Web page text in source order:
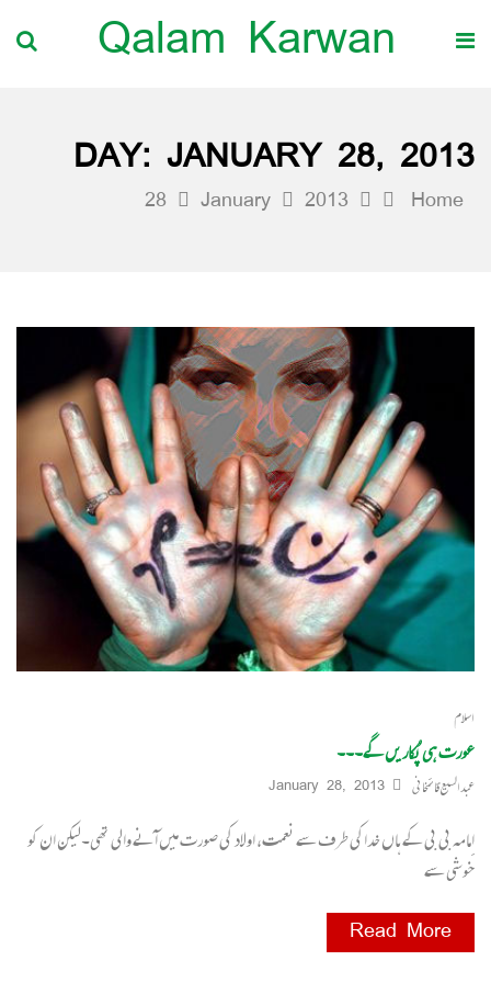
Qalam Karwan
DAY: JANUARY 28, 2013
Home
2013
January
28
اسلام
عورت ہی پُکاریں گے۔۔۔
عبدالسیع قائمخانی January 28, 2013
اِمامہ بی بی کے ہاں خداکی طرف سے نعمت، اولاد کی صورت میں آنے والی تھی۔لیکن ان کو
خوشی سے
Read More